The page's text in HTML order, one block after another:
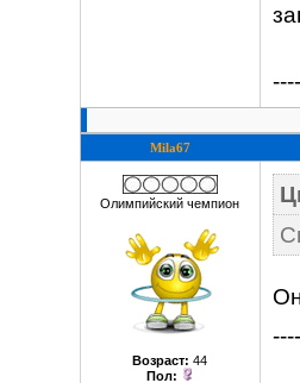
Mila67
Олимпийский чемпион
Возраст: 44
Пол: